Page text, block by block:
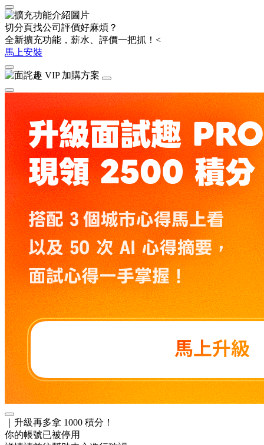
切分頁找公司評價好麻煩？
全新擴充功能，薪水、評價一把抓！<
馬上安裝
｜升級再多拿 1000 積分！
你的帳號已被停用